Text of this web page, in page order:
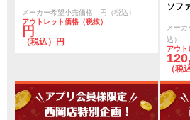
メーカー希望小売価格 円（税込）
アウトレット価格（税抜）
円
（税込）円
ソフ
メー
込）
アウト
（税